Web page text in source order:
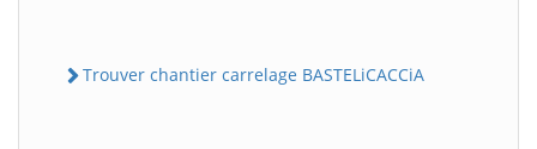
Trouver chantier carrelage BASTELiCACCiA